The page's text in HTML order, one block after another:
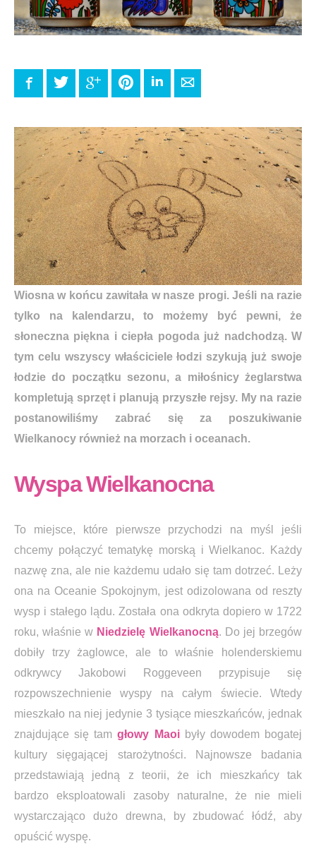
FacebookTwitter Google+ PinterestLinkedInE-mail
Wiosna w końcu zawitała w nasze progi. Jeś li na razie
tylko na kalendarzu, to możemy być pewni, że
słoneczna piękna i ciepła pogoda już nadchodzą. W
tym celu wszyscy właścicielełodzi szykują już swoje
łodzie do początku sezonu, a miłośnicyżeglarstwa
kompletują sprzęt i planująprzyszłe rejsy. My na razie
postanowiliśmy zabraćsięza poszukiwanie
Wielkanocy również na morzach i oceanach.
Wyspa Wielkanocna
To miejsce, które pierwsze przychodzi na myśl jeśli
chcemy połączyć tematykę morską i Wielkanoc. Każdy
nazwę zna, ale nie każdemu udało się tam dotrzeć. Leży
ona na Oceanie Spokojnym, jest odizolowana od reszty
wysp i stałego lądu. Została ona odkryta dopiero w 1722
roku, właśnie w Niedzielę Wielkanocną. Do jej brzegów
dobiły trzy żaglowce, ale to właśnie holenderskiemu
odkrywcy Jakobowi Roggeveen przypisuje się
rozpowszechnienie wyspy na całym świecie. Wtedy
mieszkało na niej jedynie 3 tysiące mieszkańców, jednak
znajdujące się tam głowy Maoibyły dowodem bogatej
kultury sięgającej starożytności. Najnowsze badania
przedstawiają jedną z teorii, że ich mieszkańcy tak
bardzo eksploatowali zasoby naturalne, że nie mieli
wystarczająco dużo drewna, by zbudować łódź, aby
opuścić wyspę.